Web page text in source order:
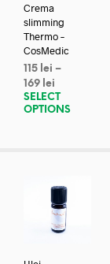
Crema
slimming
Thermo –
CosMedic
115 lei –
169 lei
SELECT
OPTIONS